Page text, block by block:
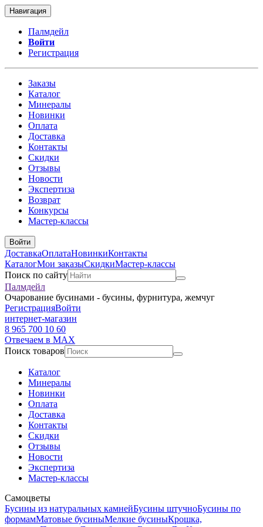
Навигация
Палмдейл
Войти
Регистрация
Заказы
Каталог
Минералы
Новинки
Оплата
Доставка
Контакты
Скидки
Отзывы
Новости
Экспертиза
Возврат
Конкурсы
Мастер-классы
Войти
ДоставкаОплатаНовинкиКонтакты
КаталогМои заказыСкидкиМастер-классы
Поиск по сайту
Палмдейл
Очарование бусинами - бусины, фурнитура, жемчуг
РегистрацияВойти
интернет-магазин
8 965 700 10 60
Отвечаем в MAX
Поиск товаров
Каталог
Минералы
Новинки
Оплата
Доставка
Контакты
Скидки
Отзывы
Новости
Экспертиза
Мастер-классы
Самоцветы
Бусины из натуральных камнейБусины штучноБусины по
формамМатовые бусиныМелкие бусиныКрошка,